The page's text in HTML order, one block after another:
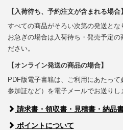
【入荷待ち、予約注文が含まれる場合】
すべての商品がそろい次第の発送とな
お急ぎの場合は入荷待ち・発売予定の
ださい。
【オンライン発送の商品の場合】
PDF版電子書籍は、ご利用にあたって
参加証など）を電子メールでお送りし
請求書・領収書・見積書・納品
ポイントについて